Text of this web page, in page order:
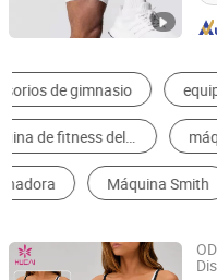
Conjunto de ejercicios de gimnasio
conjunto de yoga
Polainas de Yoga
Dongguan Humen Hucai